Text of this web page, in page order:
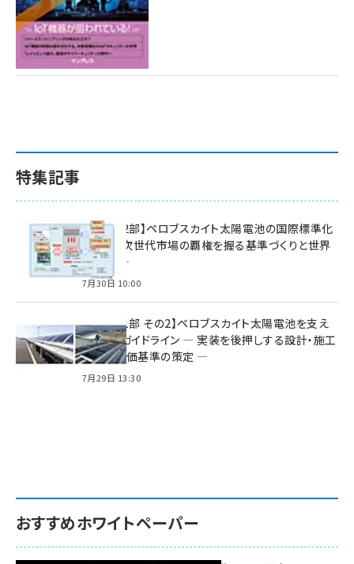
特集記事
特集【第2部】ペロブスカイト太陽電池の国際標準化
戦略 ― 次世代市場の覇権を握る基準づくりと世界
の動向 ―
7月30日 10:00
特集【第1部 その2】ペロブスカイト太陽電池を支え
る2つのガイドライン ― 実装を後押しする設計・施工
方針と評価基準の策定 ―
7月29日 13:30
おすすめホワイトペーパー